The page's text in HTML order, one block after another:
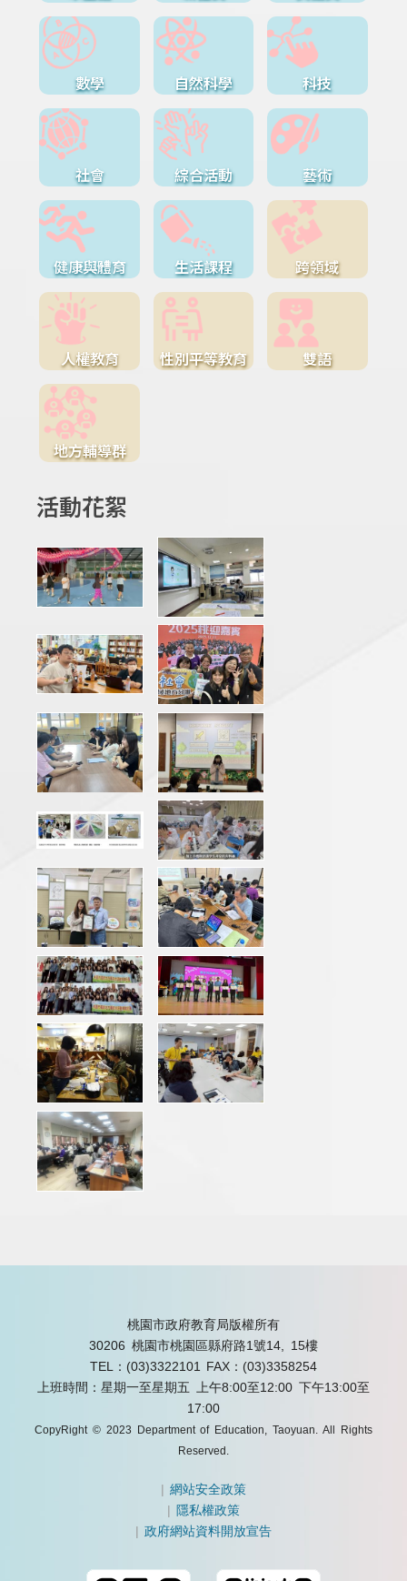
數學 自然科學 科技
社會 綜合活動 藝術
健康與體育 生活課程 跨領域
人權教育 性別平等教育 雙語
地方輔導群
活動花絮
桃園市政府教育局版權所有
30206 桃園市桃園區縣府路1號14, 15樓
TEL：(03)3322101
FAX：(03)3358254
上班時間：星期一至星期五 上午8:00至12:00 下午13:00至
17:00
CopyRight © 2023 Department of Education, Taoyuan. All Rights
Reserved.
|網站安全政策
|隱私權政策
|政府網站資料開放宣告